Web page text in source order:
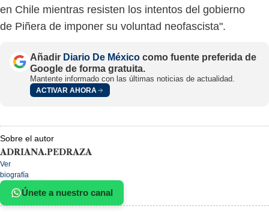
en Chile mientras resisten los intentos del gobierno
de Piñera de imponer su voluntad neofascista".
Añadir Diario De México como fuente preferida de
Google de forma gratuita.
Mantente informado con las últimas noticias de actualidad.
ACTIVAR AHORA
Sobre el autor
ADRIANA.PEDRAZA
Ver
biografía
Únete a nuestro canal